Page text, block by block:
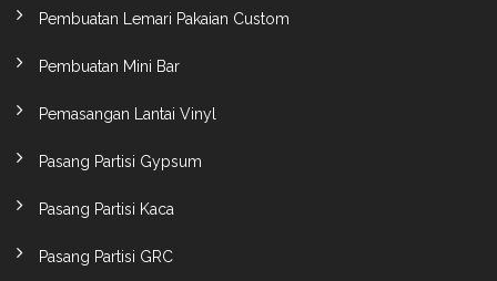
Pembuatan Lemari Pakaian Custom
Pembuatan Mini Bar
Pemasangan Lantai Vinyl
Pasang Partisi Gypsum
Pasang Partisi Kaca
Pasang Partisi GRC